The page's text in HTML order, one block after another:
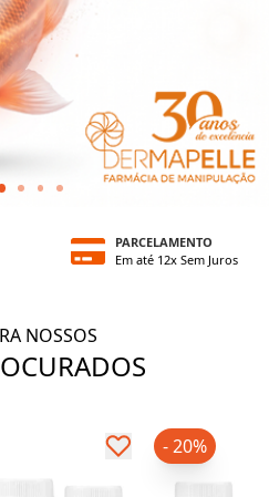
PARCELAMENTO
Em até 12x Sem Juros
NOSSOS
- 20%